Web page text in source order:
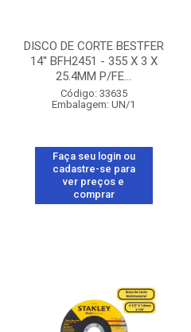
DISCO DE CORTE BESTFER
14'' BFH2451 - 355 X 3 X
25.4MM P/FE...
Código: 33635
Embalagem: UN/1
Faça seu login ou
cadastre-se para
ver preços e
comprar